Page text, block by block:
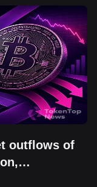
outflows of